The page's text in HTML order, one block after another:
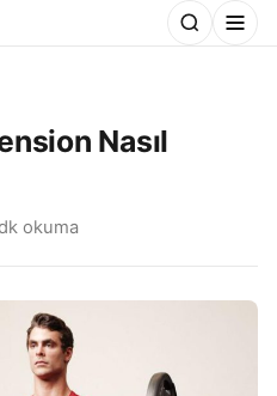
Nasıl
okuma